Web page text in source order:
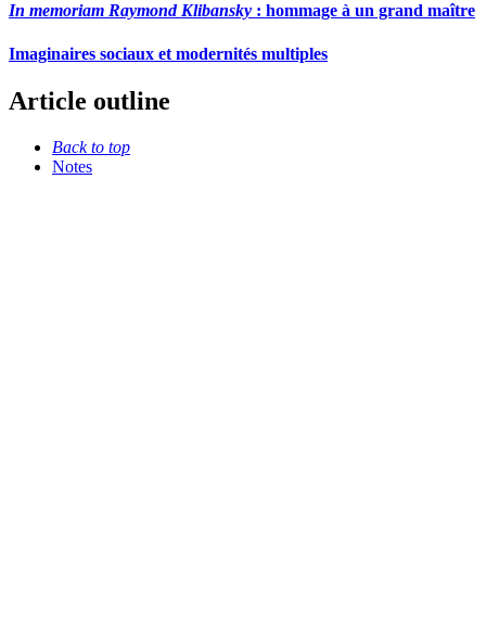
In memoriam Raymond Klibansky : hommage à un grand maître
Imaginaires sociaux et modernités multiples
Article outline
Back to top
Notes